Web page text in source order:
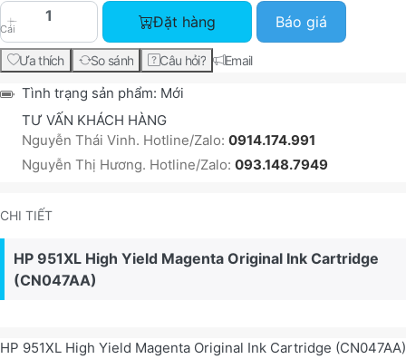
Cái
HP 951XL High Yield Magenta Original Ink
Đặt hàng Báo giá
Ưa thích So sánh Câu hỏi? Email
Tình trạng sản phẩm: Mới
TƯ VẤN KHÁCH HÀNG
Nguyễn Thái Vinh. Hotline/Zalo: 0914.174.991
Nguyễn Thị Hương. Hotline/Zalo: 093.148.7949
CHI TIẾT
HP 951XL High Yield Magenta Original Ink Cartridge
(CN047AA)
HP 951XL High Yield Magenta Original Ink Cartridge (CN047AA)